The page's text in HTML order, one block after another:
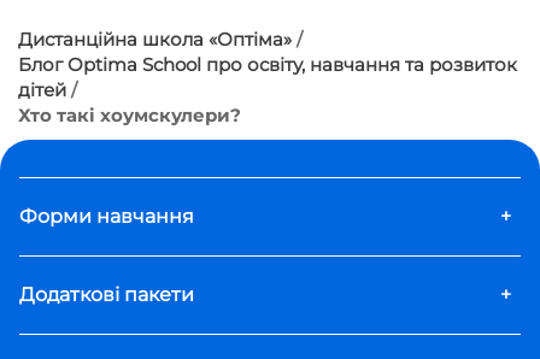
Дистанційна школа «Оптіма»
Блог Optima School про освіту, навчання та розвиток
дітей
Хто такі хоумскулери?
Форми навчання +
Додаткові пакети +